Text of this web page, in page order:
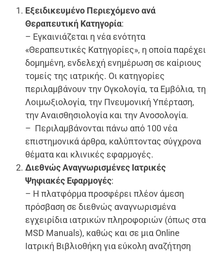
Εξειδικευμένο Περιεχόμενο ανά
Θεραπευτική Κατηγορία:
– Εγκαινιάζεται η νέα ενότητα
«Θεραπευτικές Κατηγορίες», η οποία παρέχει
δομημένη, ενδελεχή ενημέρωση σε καίριους
τομείς της ιατρικής. Οι κατηγορίες
περιλαμβάνουν την Ογκολογία, τα Εμβόλια, τη
Λοιμωξιολογία, την Πνευμονική Υπέρταση,
την Αναισθησιολογία και την Ανοσολογία.
– Περιλαμβάνονται πάνω από 100 νέα
επιστημονικά άρθρα, καλύπτοντας σύγχρονα
θέματα και κλινικές εφαρμογές.
Διεθνώς Αναγνωρισμένες Ιατρικές
Ψηφιακές Εφαρμογές:
– Η πλατφόρμα προσφέρει πλέον άμεση
πρόσβαση σε διεθνώς αναγνωρισμένα
εγχειρίδια ιατρικών πληροφοριών (όπως στα
MSD Manuals), καθώς και σε μια Online
Ιατρική Βιβλιοθήκη για εύκολη αναζήτηση